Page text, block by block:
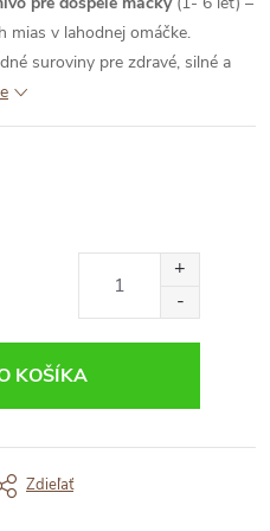
mias v lahodnej omáčke.
suroviny pre zdravé, silné a
KOŠÍKA
Zdieľať